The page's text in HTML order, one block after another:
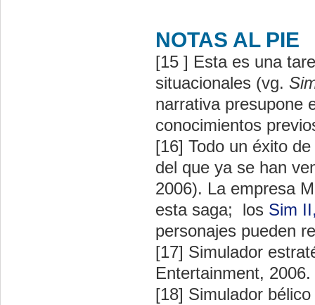
NOTAS AL PIE
[15 ] Esta es una
situacionales (vg.
narrativa presupone
conocimientos
[16] Todo un éxito
del que ya se han
2006). La empresa
esta saga; los Sim
personajes pueden
[17] Simulador
Entertainment, 2006.
[18] Simulador